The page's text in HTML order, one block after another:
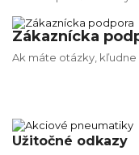
Zákaznícka
Ak máte otázky,
Užitočné odkazy